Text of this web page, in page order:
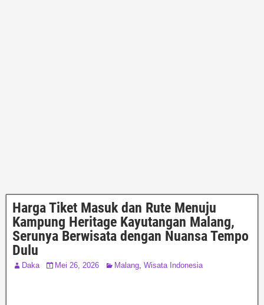
Harga Tiket Masuk dan Rute Menuju
Kampung Heritage Kayutangan Malang,
Serunya Berwisata dengan Nuansa Tempo
Dulu
Daka Mei 26, 2026 Malang, Wisata Indonesia